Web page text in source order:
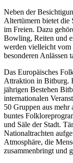
Neben der
Altertümern bietet
im Freien. Dazu
Bowling, Reiten und
werden vielleicht vom
besonderen Anlässen
Das Europäisches
Attraktion in Bitburg.
jährigen Bestehen
internationalen
50 Gruppen aus
buntes
und Säle der Stadt.
Nationaltrachten
Atmosphäre, die
zusammenbringt und